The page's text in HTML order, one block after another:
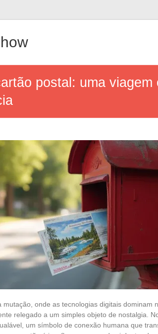
postal: uma
onde as tecnologias digitais dominam
relegado a um simples objeto de nostalgia.
um símbolo de conexão humana que